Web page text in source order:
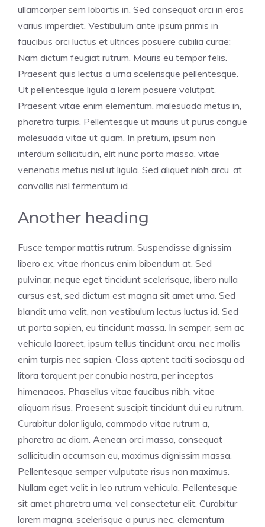
ullamcorper sem lobortis in. Sed consequat orci in eros
varius imperdiet. Vestibulum ante ipsum primis in
faucibus orci luctus et ultrices posuere cubilia curae;
Nam dictum feugiat rutrum. Mauris eu tempor felis.
Praesent quis lectus a urna scelerisque pellentesque.
Ut pellentesque ligula a lorem posuere volutpat.
Praesent vitae enim elementum, malesuada metus in,
pharetra turpis. Pellentesque ut mauris ut purus congue
malesuada vitae ut quam. In pretium, ipsum non
interdum sollicitudin, elit nunc porta massa, vitae
venenatis metus nisl ut ligula. Sed aliquet nibh arcu, at
convallis nisl fermentum id.
Another heading
Fusce tempor mattis rutrum. Suspendisse dignissim
libero ex, vitae rhoncus enim bibendum at. Sed
pulvinar, neque eget tincidunt scelerisque, libero nulla
cursus est, sed dictum est magna sit amet urna. Sed
blandit urna velit, non vestibulum lectus luctus id. Sed
ut porta sapien, eu tincidunt massa. In semper, sem ac
vehicula laoreet, ipsum tellus tincidunt arcu, nec mollis
enim turpis nec sapien. Class aptent taciti sociosqu ad
litora torquent per conubia nostra, per inceptos
himenaeos. Phasellus vitae faucibus nibh, vitae
aliquam risus. Praesent suscipit tincidunt dui eu rutrum.
Curabitur dolor ligula, commodo vitae rutrum a,
pharetra ac diam. Aenean orci massa, consequat
sollicitudin accumsan eu, maximus dignissim massa.
Pellentesque semper vulputate risus non maximus.
Nullam eget velit in leo rutrum vehicula. Pellentesque
sit amet pharetra urna, vel consectetur elit. Curabitur
lorem magna, scelerisque a purus nec, elementum